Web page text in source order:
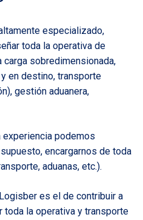
especializado,
toda la operativa de
sobredimensionada,
en destino, transporte
gestión aduanera,
podemos
encargarnos de toda
aduanas, etc.).
es el de contribuir a
la operativa y transporte